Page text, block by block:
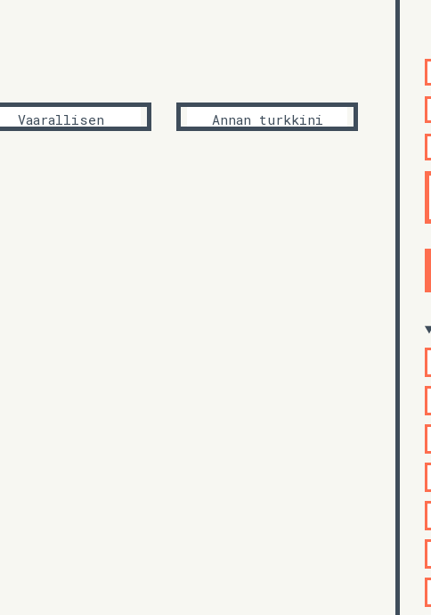
Raisa Jäntti
Vaarallisen
eläimen tilanne
Kati Neuvonen
Annan turkkini
kasvaa